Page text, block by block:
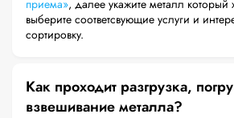
приема», далее укажите металл который
выберите соответсвующие услуги и интересующую Вас
сортировку.
Как проходит разгрузка,
взвешивание металла?